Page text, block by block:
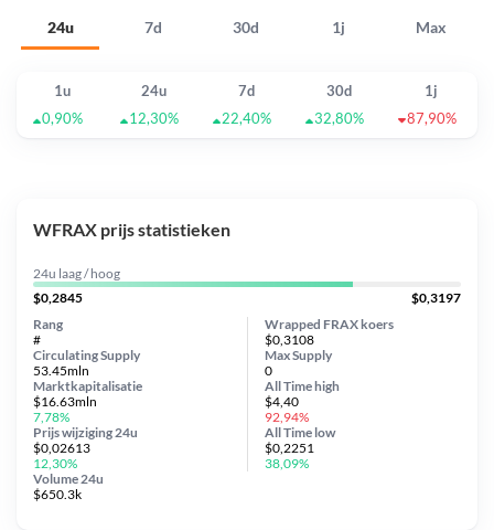
24u 7d 30d 1j Max
1u 24u 7d 30d
1j
0,90%
12,30% 22,40% 32,80% 87,90%
WFRAX prijs statistieken
24u laag / hoog
$0,2845
$0,3197
Wrapped FRAX koers
$0,3108
Circulating Supply
53.45mln
Prijs wijziging 24u
$0,02613
12,30%
Max Supply
0
Marktkapitalisatie
$16.63mln
7,78%
Volume 24u
$650.3k
Rang
#
All Timehigh
$4,40
92,94%
All Time low
$0,2251
38,09%